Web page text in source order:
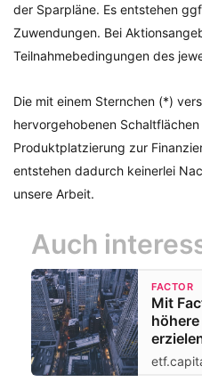
der Sparpläne. Es entstehen
Zuwendungen. Bei
Teilnahmebedingungen des
Die mit einem Sternchen (*)
hervorgehobenen
Produktplatzierung zur
entstehen dadurch keinerlei
unsere Arbeit.
Auch
FACTOR
Mit
höhere